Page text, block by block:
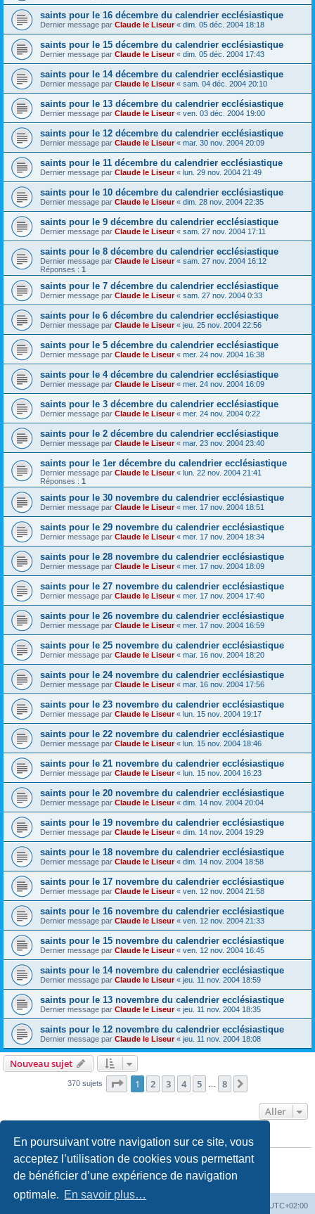
En poursuivant votre navigation sur ce site, vous
acceptez l’utilisation de cookies vous permettant
de bénéficier d’une expérience de navigation
optimale. En savoir plus…
saints pour le 16 décembre du calendrier ecclésiastique
Dernier message par Claude le Liseur« dim. 05 déc. 2004 18:18
saints pour le 15 décembre du calendrier ecclésiastique
Dernier message par Claude le Liseur« dim. 05 déc. 2004 17:43
saints pour le 14 décembre du calendrier ecclésiastique
Dernier message par Claude le Liseur« sam. 04 déc. 2004 20:10
saints pour le 13 décembre du calendrier ecclésiastique
Dernier message par Claude le Liseur« ven. 03 déc. 2004 19:00
saints pour le 12 décembre du calendrier ecclésiastique
Dernier message par Claude le Liseur« mar. 30 nov. 2004 20:09
saints pour le 11 décembre du calendrier ecclésiastique
Dernier message par Claude le Liseur« lun. 29 nov. 2004 21:49
saints pour le 10 décembre du calendrier ecclésiastique
Dernier message par Claude le Liseur« dim. 28 nov. 2004 22:35
saints pour le 9 décembre du calendrier ecclésiastique
Dernier message par Claude le Liseur« sam. 27 nov. 2004 17:11
saints pour le 8 décembre du calendrier ecclésiastique
Dernier message par Claude le Liseur« sam. 27 nov. 2004 16:12
Réponses : 1
saints pour le 7 décembre du calendrier ecclésiastique
Dernier message par Claude le Liseur« sam. 27 nov. 2004 0:33
saints pour le 6 décembre du calendrier ecclésiastique
Dernier message par Claude le Liseur« jeu. 25 nov. 2004 22:56
saints pour le 5 décembre du calendrier ecclésiastique
Dernier message par Claude le Liseur« mer. 24 nov. 2004 16:38
saints pour le 4 décembre du calendrier ecclésiastique
Dernier message par Claude le Liseur« mer. 24 nov. 2004 16:09
saints pour le 3 décembre du calendrier ecclésiastique
Dernier message par Claude le Liseur« mer. 24 nov. 2004 0:22
saints pour le 2 décembre du calendrier ecclésiastique
Dernier message par Claude le Liseur« mar. 23 nov. 2004 23:40
saints pour le 1er décembre du calendrier ecclésiastique
Dernier message par Claude le Liseur« lun. 22 nov. 2004 21:41
Réponses : 1
saints pour le 30 novembre du calendrier ecclésiastique
Dernier message par Claude le Liseur« mer. 17 nov. 2004 18:51
saints pour le 29 novembre du calendrier ecclésiastique
Dernier message par Claude le Liseur« mer. 17 nov. 2004 18:34
saints pour le 28 novembre du calendrier ecclésiastique
Dernier message par Claude le Liseur« mer. 17 nov. 2004 18:09
saints pour le 27 novembre du calendrier ecclésiastique
Dernier message par Claude le Liseur« mer. 17 nov. 2004 17:40
saints pour le 26 novembre du calendrier ecclésiastique
Dernier message par Claude le Liseur« mer. 17 nov. 2004 16:59
saints pour le 25 novembre du calendrier ecclésiastique
Dernier message par Claude le Liseur« mar. 16 nov. 2004 18:20
saints pour le 24 novembre du calendrier ecclésiastique
Dernier message par Claude le Liseur« mar. 16 nov. 2004 17:56
saints pour le 23 novembre du calendrier ecclésiastique
Dernier message par Claude le Liseur« lun. 15 nov. 2004 19:17
saints pour le 22 novembre du calendrier ecclésiastique
Dernier message par Claude le Liseur« lun. 15 nov. 2004 18:46
saints pour le 21 novembre du calendrier ecclésiastique
Dernier message par Claude le Liseur« lun. 15 nov. 2004 16:23
saints pour le 20 novembre du calendrier ecclésiastique
Dernier message par Claude le Liseur« dim. 14 nov. 2004 20:04
saints pour le 19 novembre du calendrier ecclésiastique
Dernier message par Claude le Liseur« dim. 14 nov. 2004 19:29
saints pour le 18 novembre du calendrier ecclésiastique
Dernier message par Claude le Liseur« dim. 14 nov. 2004 18:58
saints pour le 17 novembre du calendrier ecclésiastique
Dernier message par Claude le Liseur« ven. 12 nov. 2004 21:58
saints pour le 16 novembre du calendrier ecclésiastique
Dernier message par Claude le Liseur« ven. 12 nov. 2004 21:33
saints pour le 15 novembre du calendrier ecclésiastique
Dernier message par Claude le Liseur« ven. 12 nov. 2004 16:45
saints pour le 14 novembre du calendrier ecclésiastique
Dernier message par Claude le Liseur« jeu. 11 nov. 2004 18:59
saints pour le 13 novembre du calendrier ecclésiastique
Dernier message par Claude le Liseur« jeu. 11 nov. 2004 18:35
saints pour le 12 novembre du calendrier ecclésiastique
Dernier message par Claude le Liseur« jeu. 11 nov. 2004 18:08
Nouveau sujet
370 sujets Page 1sur8
1 2 3 4 5 8
Aller
PERMISSIONS DU FORUM
Vousne pouvez paspublier de nouveaux sujets dans ce forum
Vousne pouvez pasrépondre aux sujets dans ce forum
Vousne pouvez pasmodifier vos messages dans ce forum
supprimer vos messages dans ce forum
UTC+02:00